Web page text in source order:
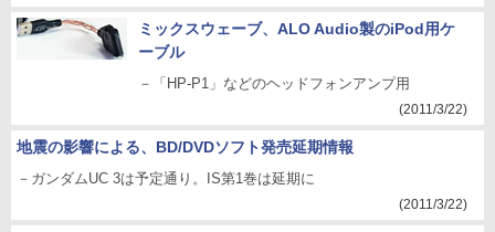
ミックスウェーブ、ALO Audio製のiPod用ケ
ーブル
－「HP-P1」などのヘッドフォンアンプ用
(2011/3/22)
地震の影響による、BD/DVDソフト発売延期情報
－ガンダムUC 3は予定通り。IS第1巻は延期に
(2011/3/22)